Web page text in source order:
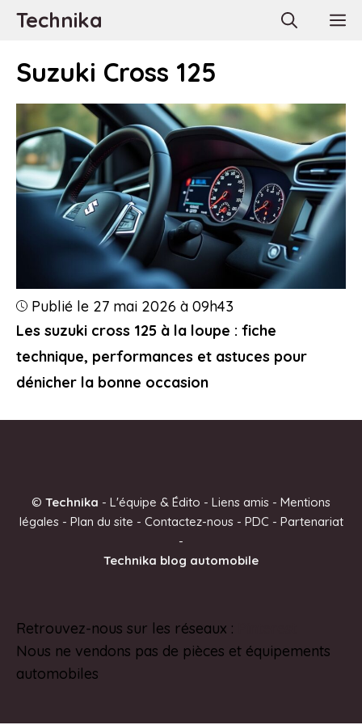
AllerTechnika
Suzuki Cross 125
Les suzuki cross 125 à la loupe : fiche
technique, performances et astuces pour
dénicher la bonne occasion
Publié le 27 mai 2026 à 09h43
© Technika - L'équipe & Édito - Liens amis - Mentions
légales- Plan du site - Contactez-nous- PDC - Partenariat
-
Technika blog automobile
Retrouvez-nous sur les réseaux :
Nous ne vendons pas de pièces et équipements
automobiles